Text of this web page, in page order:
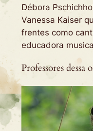
Débora
Vanessa Kaiser
frentes como
educadora
Professores dessa